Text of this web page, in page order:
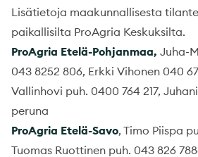
Lisätietoja maakunnallisesta
paikallisilta ProAgria Keskuksilta.
ProAgria Etelä-Pohjanmaa, Juha-
043 8252 806, Erkki Vihonen 040
Vallinhovi puh. 0400 764 217,
peruna
ProAgria Etelä-Savo, Timo Piispa
Tuomas Ruottinen puh. 043 826